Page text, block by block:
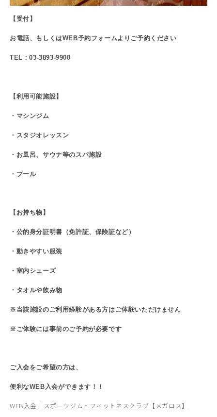
【受付】
お電話、もしくはWEB予約フォームよりご予約ください
TEL：03-3893-9900
【利用可能施設】
・マシンジム
・スタジオレッスン
・お風呂、サウナ等のスパ施設
・プール
【お持ち物】
・公的身分証明書（免許証、保険証など）
・動きやすい服装
・室内シューズ
・タオルや飲み物
※当該施設のご利用経験がある方はご体験いただけません
※ご体験には事前のご予約が必要です
ご入会をご希望の方は、
便利なWEB入会ができます！！
WEB入会｜スポーツジム・フィットネスクラブ【メガロス】